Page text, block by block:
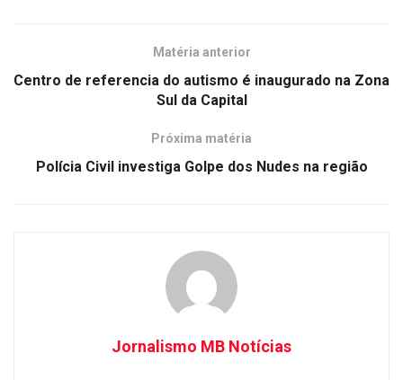
Matéria anterior
Centro de referencia do autismo é inaugurado na Zona
Sul da Capital
Próxima matéria
Polícia Civil investiga Golpe dos Nudes na região
Jornalismo MB Notícias